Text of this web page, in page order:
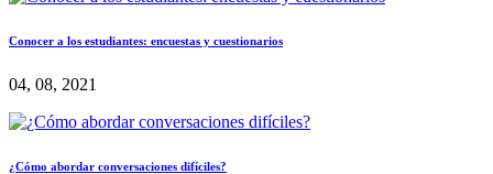
Conocer a los estudiantes: encuestas y cuestionarios
04, 08, 2021
¿Cómo abordar conversaciones difíciles?